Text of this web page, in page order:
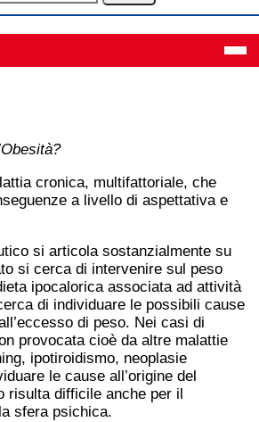
cronica, multifattoriale, che
a livello di aspettativa e
si articola sostanzialmente su
si cerca di intervenire sul peso
ipocalorica associata ad attività
di individuare le possibili cause
di peso. Nei casi di
provocata cioè da altre malattie
ipotiroidismo, neoplasie
le cause all’origine del
risulta difficile anche per il
sfera psichica.